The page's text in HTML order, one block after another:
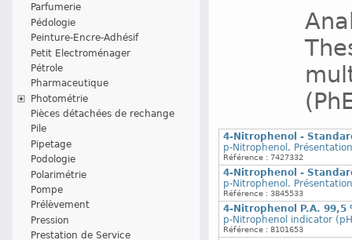
Parfumerie
Pédologie
Peinture-Encre-Adhésif
Petit Electroménager
Pétrole
Pharmaceutique
Photométrie
Pièces détachées de rechange
Pile
Pipetage
Podologie
Polarimétrie
Pompe
Prélèvement
Pression
Prestation de Service
4-Nitrophenol -
p-Nitrophenol.
Référence : 7427332
4-Nitrophenol -
p-Nitrophenol.
Référence : 3845533
4-Nitrophenol P.A. 99,5
p-Nitrophenol indicator
Référence : 8101653